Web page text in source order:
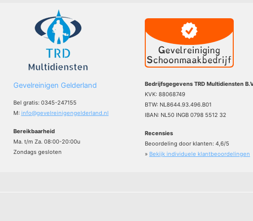
Gevelreinigen Gelderland
Bel gratis: 0345-247155
M: info@gevelreinigengelderland.nl
Bereikbaarheid
Ma. t/m Za. 08:00-20:00u
Zondags gesloten
Bedrijfsgegevens TRD Multidiensten
KVK: 88068749
BTW: NL8644.93.496.B01
IBAN: NL50 INGB 0798 5512 32
Recensies
Beoordeling door klanten: 4,6/5
» Bekijk individuele klantbeoordelingen